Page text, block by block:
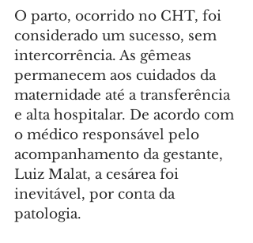
O parto, ocorrido no CHT, foi
considerado um sucesso, sem
intercorrência. As gêmeas
permanecem aos cuidados da
maternidade até a transferência
e alta hospitalar. De acordo com
o médico responsável pelo
acompanhamento da gestante,
Luiz Malat, a cesárea foi
inevitável, por conta da
patologia.